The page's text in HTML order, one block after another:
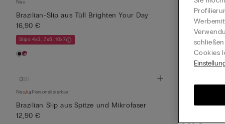
Neu
Brazilian-Slip aus Tüll Brighten Your Day
16,90 €
Slips 4x3, 7x5, 10x7
Brazilian-
16,90 €
Slips 4x3, 7x5, 10x7
Neu Personalisierbar
Brazilian Slip aus Spitze und Mikrofaser
12,90 €
Brazilian-
Cookies